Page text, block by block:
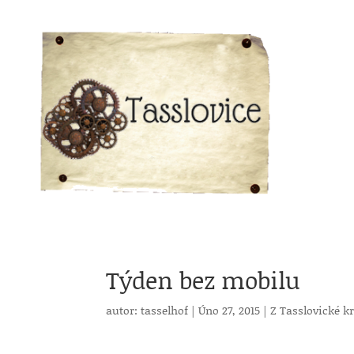
Týden bez mobilu
autor:tasselhof |Úno 27, 2015 |Z Tasslovické